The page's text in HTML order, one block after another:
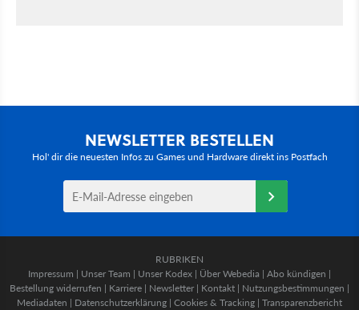
NEWSLETTER BESTELLEN
Hol' dir die neuesten Infos zu Games und Hardware direkt ins Postfach
RUBRIKEN
Impressum | Unser Team | Unser Kodex | Über Webedia | Abo kündigen |
Bestellung widerrufen | Karriere | Newsletter | Kontakt | Nutzungsbestimmungen |
Mediadaten | Datenschutzerklärung | Cookies & Tracking | Transparenzbericht